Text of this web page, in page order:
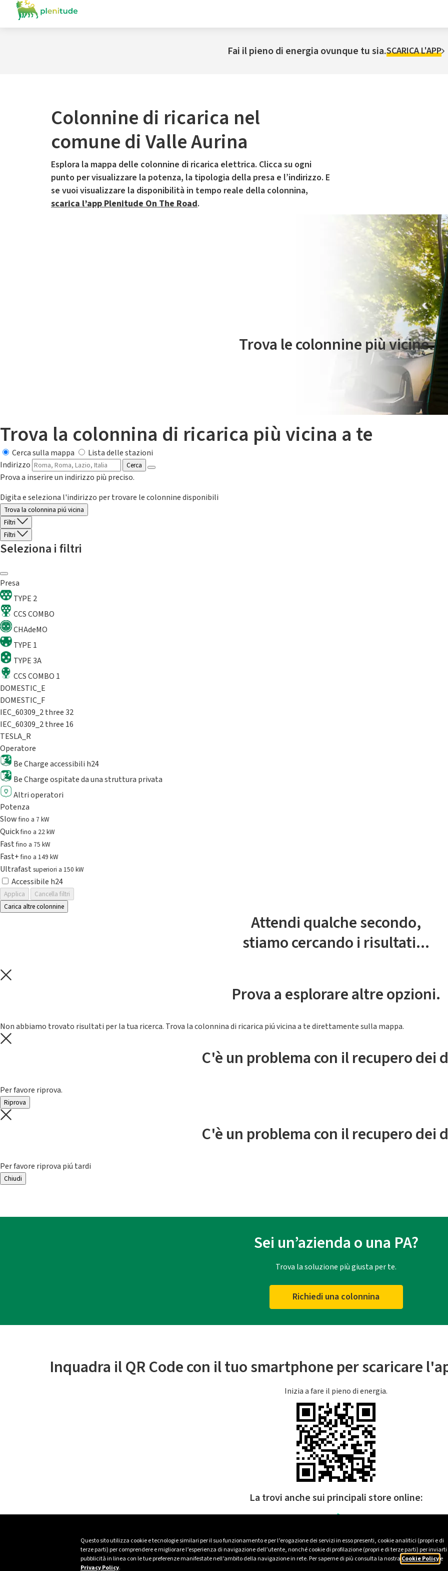
Questo sito utilizza cookie e tecnologie similari per il suo funzionamento e per l’erogazione dei servizi in esso presenti, cookie analitici (propri e di
terze parti) per comprendere e migliorare l’esperienza di navigazione dell’utente, nonché cookie di profilazione (propri e di terze parti) per inviarti
pubblicità in linea con le tue preferenze manifestate nell’ambito della navigazione in rete. Per saperne di più consulta la nostra Cookie Policye
Privacy Policy.
Fai il pieno di energia ovunque tu sia.SCARICA L'APP
Colonnine di ricarica nel
comune di Valle Aurina
Esplora la mappa delle colonnine di ricarica elettrica. Clicca su ogni
punto per visualizzare la potenza, la tipologia della presa e l’indirizzo. E
se vuoi visualizzare la disponibilità in tempo reale della colonnina,
scarica l’app Plenitude On The Road.
Il servizio di mobilità elettrica è gestito da Plenitude On The Road
Trova le colonnine più vicine.
Trova la colonnina di ricarica più vicina a te
Cerca sulla mappa
Lista delle stazioni
Indirizzo
Cerca
Prova a inserire un indirizzo più preciso.
Digita e seleziona l'indirizzo per trovare le colonnine disponibili
Trova la colonnina piú vicina
Filtri
Filtri
Seleziona i filtri
Presa
TYPE 2
CCS COMBO
CHAdeMO
TYPE 1
TYPE 3A
CCS COMBO 1
DOMESTIC_E
DOMESTIC_F
IEC_60309_2 three 32
IEC_60309_2 three 16
TESLA_R
Operatore
Be Charge accessibili h24
Be Charge ospitate da una struttura privata
Altri operatori
Potenza
Slowfino a 7 kW
Quickfino a 22 kW
Fastfino a 75 kW
Fast+fino a 149 kW
Ultrafast superiori a 150 kW
Accessibile h24
Applica
Cancella filtri
Carica altre colonnine
Attendi qualche secondo,
stiamo cercando i risultati...
Prova a esplorare altre opzioni.
Non abbiamo trovato risultati per la tua ricerca. Trova la colonnina di ricarica piú vicina a te direttamente sulla mappa.
C'è un problema con il recupero dei
Per favore riprova.
Riprova
C'è un problema con il recupero dei
Per favore riprova piú tardi
Chiudi
Sei un’azienda o una PA?
Trova la soluzione più giusta per te.
Richiedi una colonnina
Inquadra il QR Code con il tuo smartphone per scaricare
Inizia a fare il pieno di energia.
La trovi anche sui principali store online: